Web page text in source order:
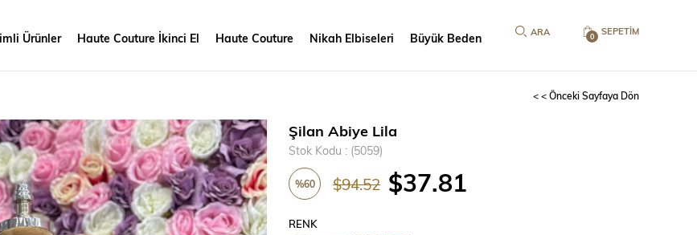
SEPETIM
0
Ürünler Haute Couture İkinci El Haute Couture Nikah Elbiseleri Büyük Beden
< < Önceki Sayfaya Dön
Şilan Abiye Lila
Stok Kodu (5059)
%60 $94.52 $37.81
RENK